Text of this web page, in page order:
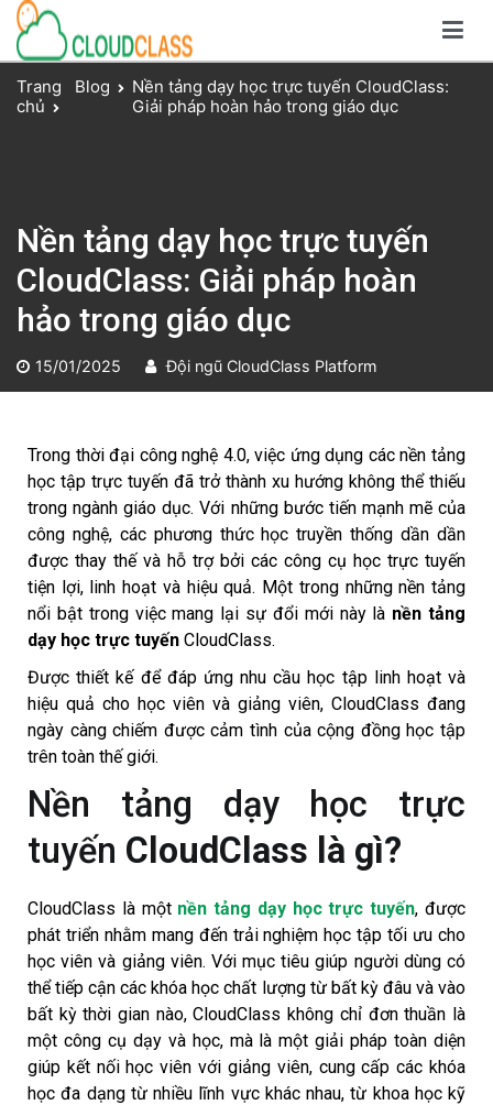
Nền tảng CloudClass
Trang
chủ
Blog
Nền tảng dạy học trực tuyến CloudClass:
Giải pháp hoàn hảo trong giáo dục
Nền tảng dạy học trực tuyến
CloudClass: Giải pháp hoàn
hảo trong giáo dục
15/01/2025 Đội ngũ CloudClass Platform
Trong thời đại công nghệ 4.0, việc ứng dụng các nền tảng
học tập trực tuyến đã trở thành xu hướng không thể thiếu
trong ngành giáo dục. Với những bước tiến mạnh mẽ của
công nghệ, các phương thức học truyền thống dần dần
được thay thế và hỗ trợ bởi các công cụ học trực tuyến
tiện lợi, linh hoạt và hiệu quả. Một trong những nền tảng
nổi bật trong việc mang lại sự đổi mới này là nền tảng
dạy học trực tuyến CloudClass.
Được thiết kế để đáp ứng nhu cầu học tập linh hoạt và
hiệu quả cho học viên và giảng viên, CloudClass đang
ngày càng chiếm được cảm tình của cộng đồng học tập
trên toàn thế giới.
Nền tảng dạy học trực
tuyến CloudClass là gì?
CloudClass là một nền tảng dạy học trực tuyến, được
phát triển nhằm mang đến trải nghiệm học tập tối ưu cho
học viên và giảng viên. Với mục tiêu giúp người dùng có
thể tiếp cận các khóa học chất lượng từ bất kỳ đâu và vào
bất kỳ thời gian nào, CloudClass không chỉ đơn thuần là
một công cụ dạy và học, mà là một giải pháp toàn diện
giúp kết nối học viên với giảng viên, cung cấp các khóa
học đa dạng từ nhiều lĩnh vực khác nhau, từ khoa học kỹ